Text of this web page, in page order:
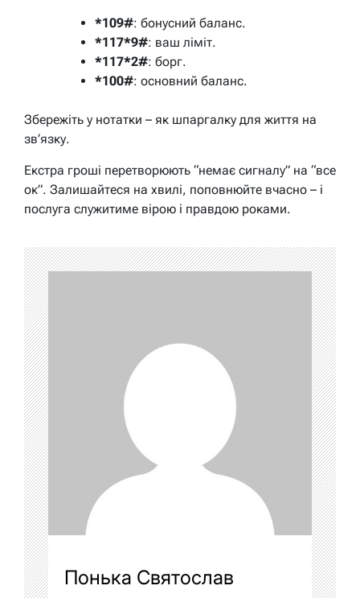
*109#: бонусний баланс.
*117*9#: ваш ліміт.
*117*2#: борг.
*100#: основний баланс.
Збережіть у нотатки – як шпаргалку для життя на
зв’язку.
Екстра гроші перетворюють “немає сигналу” на “все
ок”. Залишайтеся на хвилі, поповнюйте вчасно – і
послуга служитиме вірою і правдою роками.
Понька Святослав